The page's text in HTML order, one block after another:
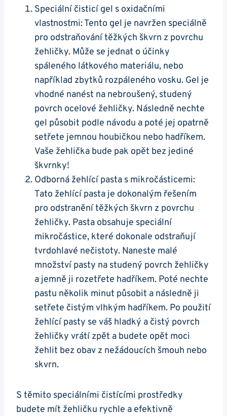
Speciální čisticí gel s oxidačními
vlastnostmi: Tento gel je navržen⁢ speciálně
⁣pro⁣ odstraňování těžkých škvrn z povrchu
žehličky. Může se jednat o účinky
spáleného ‍látkového materiálu, nebo
například zbytků rozpáleného vosku. Gel je ​
vhodné nanést na nebroušený, studený
povrch ocelové žehličky. Následně nechte​
gel ⁢působit ​podle návodu a​ poté jej opatrně
‌setřete jemnou houbičkou nebo‌ hadříkem.
Vaše‌ žehlička bude pak opět​ bez‌ jediné
⁤škvrnky!
Odborná žehlící pasta s mikročásticemi:‍
Tato žehlící pasta ‌je dokonalým řešením
pro odstranění těžkých škvrn z povrchu
žehličky. Pasta obsahuje speciální
mikročástice, které ⁣dokonale odstraňují
tvrdohlavé nečistoty. Naneste⁣ malé
množství ⁣pasty na​ studený povrch žehličky
a ⁣jemně ji rozetřete hadříkem. ‌Poté nechte​
pastu několik minut ⁣působit a následně ji
setřete čistým vlhkým hadříkem. Po použití
žehlící pasty se váš‌ hladký a čistý‌ povrch
žehličky vrátí zpět a budete opět​ moci
žehlit ​bez obav z nežádoucích ‌šmouh nebo
‍skvrn.
S těmito​ speciálními čistícími⁤ prostředky
budete mít žehličku rychle a efektivně⁣